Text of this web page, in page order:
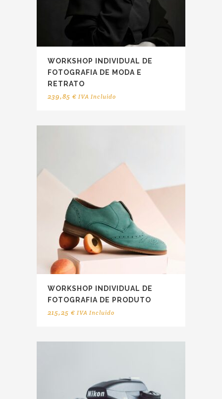
WORKSHOP INDIVIDUAL DE
FOTOGRAFIA DE MODA E
RETRATO
239,85 € IVA Incluido
WORKSHOP INDIVIDUAL DE
FOTOGRAFIA DE PRODUTO
215,25 € IVA Incluido